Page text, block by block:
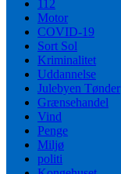
112
Motor
COVID-19
Sort Sol
Kriminalitet
Uddannelse
Julebyen Tønder
Grænsehandel
Vind
Penge
Miljø
politi